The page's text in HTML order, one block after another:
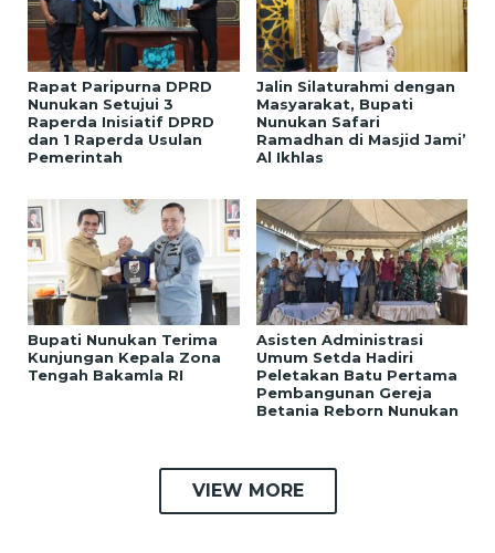
Rapat Paripurna DPRD
Nunukan Setujui 3
Raperda Inisiatif DPRD
dan 1 Raperda Usulan
Pemerintah
Jalin Silaturahmi dengan
Masyarakat, Bupati
Nunukan Safari
Ramadhan di Masjid Jami’
Al Ikhlas
Bupati Nunukan Terima
Kunjungan Kepala Zona
Tengah Bakamla RI
Asisten Administrasi
Umum Setda Hadiri
Peletakan Batu Pertama
Pembangunan Gereja
Betania Reborn Nunukan
VIEW MORE